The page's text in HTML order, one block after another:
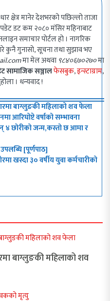
क्षेत्र मानेर देशभरको पछिल्लो ताजा
डट कम २०८० मंसिर महिनाबाट
समाचार पोर्टल हो । नागरिक
कुनै गुनासो, सूचना तथा सुझाव भए
मा मेल अथवा ९८४०६७०२७०मा
सामाजिक सञ्जालफेसबुक,इन्स्टाग्राम,
। धन्यवाद !
बाग्लुङकी महिलाको शव फेला
आरिघोप्टे वर्षाको सम्भावना
४ छोरीको जन्म,कस्तो छ आमा र
[पूर्णपाठ]
खस्दा ३० वर्षीय युवा कर्मचारीको
बाग्लुङकी महिलाको शव